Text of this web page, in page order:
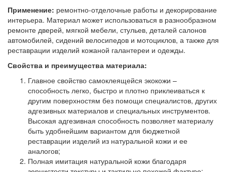
Применение: ремонтно-отделочные работы и декорирование
интерьера. Материал может использоваться в разнообразном
ремонте дверей, мягкой мебели, стульев, деталей салонов
автомобилей, сидений велосипедов и мотоциклов, а также для
реставрации изделий кожаной галантереи и одежды.
Свойства и преимущества материала:
Главное свойство самоклеящейся экокожи –
способность легко, быстро и плотно приклеиваться к
другим поверхностям без помощи специалистов, других
адгезивных материалов и специальных инструментов.
Высокая адгезивная способность позволяет материалу
быть удобнейшим вариантом для бюджетной
реставрации изделий из натуральной кожи и ее
аналогов;
Полная имитация натуральной кожи благодаря